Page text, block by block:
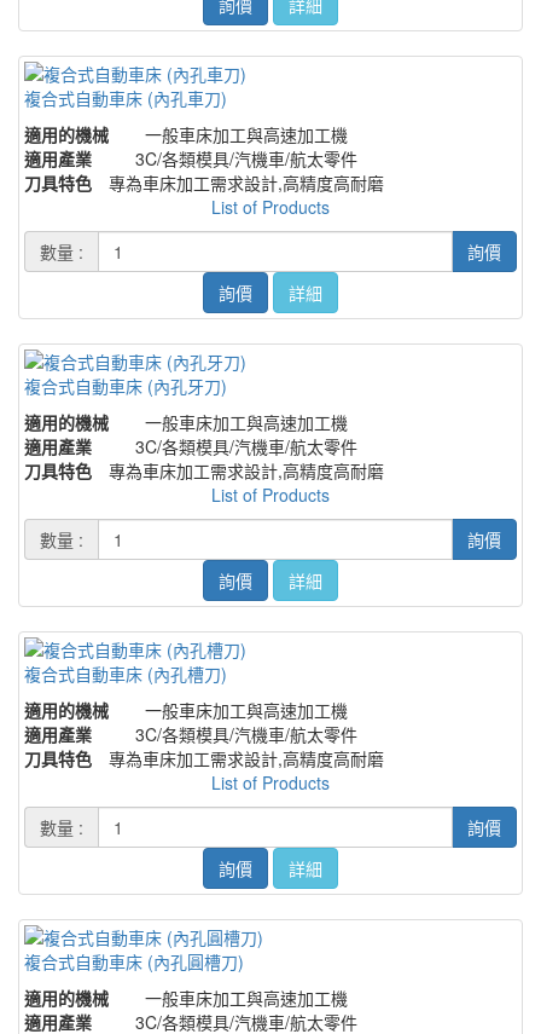
複合式自動車床 (內孔車刀)
適用的機械
一般車床加工與高速加工機
適用產業
3C/各類模具/汽機車/航太零件
刀具特色
專為車床加工需求設計,高精度高耐磨
List of Products
數量 :
詢價
詢價
詳細
複合式自動車床 (內孔牙刀)
適用的機械
一般車床加工與高速加工機
適用產業
3C/各類模具/汽機車/航太零件
刀具特色
專為車床加工需求設計,高精度高耐磨
List of Products
數量 :
詢價
詢價
詳細
複合式自動車床 (內孔槽刀)
適用的機械
一般車床加工與高速加工機
適用產業
3C/各類模具/汽機車/航太零件
刀具特色
專為車床加工需求設計,高精度高耐磨
List of Products
數量 :
詢價
詢價
詳細
複合式自動車床 (內孔圓槽刀)
適用的機械
一般車床加工與高速加工機
適用產業
3C/各類模具/汽機車/航太零件